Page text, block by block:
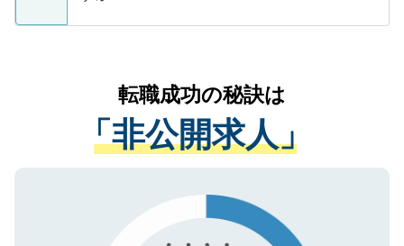
ているすべての個人データはご本人の許可
は、個人情報の取り扱いについての厳密な
管理基準を満たした事業者のみに付与され
る、プライバシーマークを取得済みです。
で、機密保持に関してもご安心ください。
かがいして、現在の医療機関の状況や紹介
経験をまじえながら、適切なアドバイスを
させていただきます。すぐにご転職をされ
ない方には、長期的なサポートが可能です
ので、まずはご登録ください。
転職成功の秘訣は
「非公開求人」